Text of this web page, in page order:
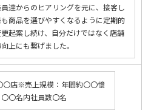
員達からのヒアリングを元に、接客し
商品を選びやすくなるように定期的
起案し続け、自分だけではなく店舗
上にも繋げました。
店※売上規模：年間約〇〇憶
〇名内社員数〇名